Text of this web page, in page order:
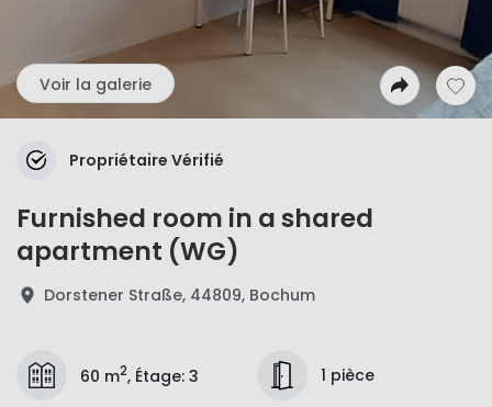
Voir la galerie
Propriétaire Vérifié
Furnished room in a shared
apartment (WG)
Dorstener Straße, 44809, Bochum
60 m2, Étage: 3 1 pièce